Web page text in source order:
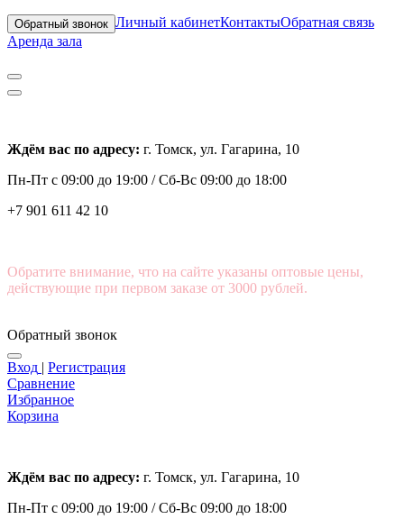
Обратный звонок Личный кабинетКонтактыОбратная связь
Аренда зала
Ждём вас по адресу: г. Томск, ул. Гагарина, 10
Пн-Пт с 09:00 до 19:00 /Сб-Вс 09:00 до 18:00
+7 901 611 42 10
Обратите внимание, что на сайте указаны оптовые цены,
действующие при первом заказе от 3000 рублей.
Обратный звонок
Вход | Регистрация
Сравнение
Избранное
Корзина
Ждём вас по адресу: г. Томск, ул. Гагарина, 10
Пн-Пт с 09:00 до 19:00 /Сб-Вс 09:00 до 18:00